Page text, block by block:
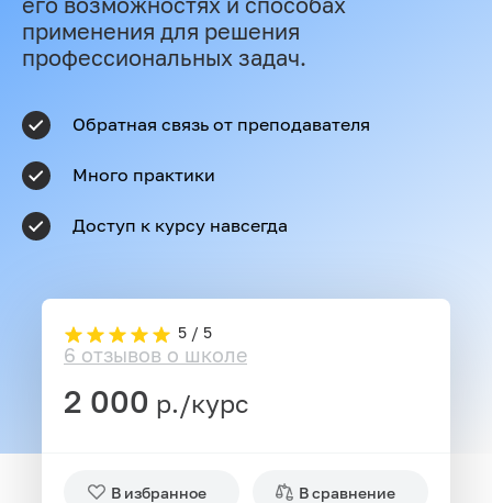
применения для решения
профессиональных задач.
Обратная связь от преподавателя
Много практики
Доступ к курсу навсегда
5 / 5
6 отзывов о школе
2 000 р./курс
В избранное В сравнение